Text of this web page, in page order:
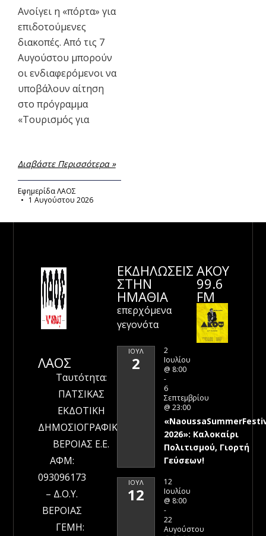
Ανοίγει η «πόρτα» για
επιδοτούμενες
διακοπές. Από τις 7
Αυγούστου μπορούν
οι ενδιαφερόμενοι να
υποβάλουν αίτηση
στο πρόγραμμα
«Τουρισμός για
Διαβάστε Περισσότερα »
Εφημερίδα ΛΑΟΣ
1 Αυγούστου 2026
ΛΑΟΣ
Ταυτότητα:
ΠΑΤΣΙΚΑΣ
ΕΚΔΟΤΙΚΗ
ΔΗΜΟΣΙΟΓΡΑΦΙΚΗ
ΒΕΡΟΙΑΣ Ε.Ε.
ΑΦΜ:
093096173
– Δ.Ο.Υ.
ΒΕΡΟΙΑΣ
ΓΕΜΗ:
ΕΚΔΗΛΩΣΕΙΣ
ΣΤΗΝ
ΗΜΑΘΊΑ
επερχόμενα
γεγονότα
ΙΟΎΛ
2
2
Ιουλίου
@ 8:00
-
6
Σεπτεμβρίου
@ 23:00
2026»: Καλοκαίρι
Πολιτισμού, Γιορτή
Γεύσεων!
ΙΟΎΛ
12
12
Ιουλίου
@ 8:00
-
22
Αυγούστου
ΑΚΟΥ
99.6
FM